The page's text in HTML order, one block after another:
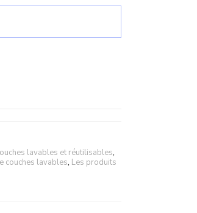
lavables et réutilisables,
couches lavables, Les produits